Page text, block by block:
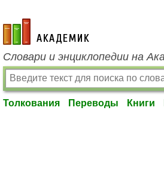
academic.ru
Словари и энциклопедии на
Толкования Переводы Книги